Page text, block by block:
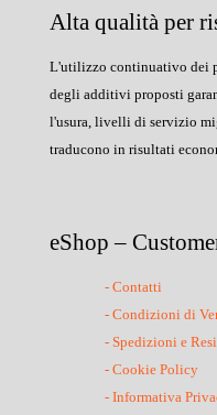
Alta qualità per
L'utilizzo continuativo dei
degli additivi proposti
l'usura, livelli di servizio
traducono in risultati
eShop –
- Contatti
- Condizioni di
- Spedizioni e Resi
- Cookie Policy
- Informativa